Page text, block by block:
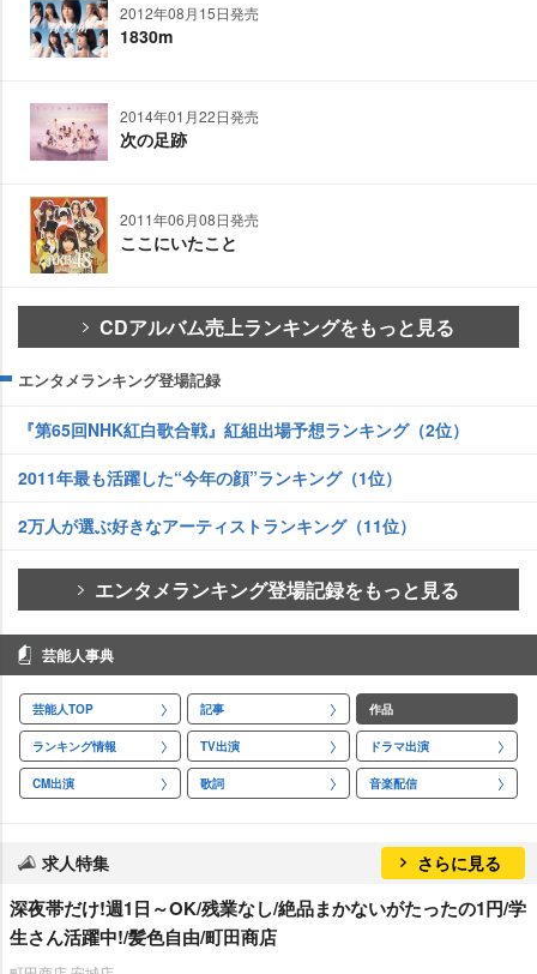
2012年08月15日発売
1830m
2014年01月22日発売
次の足跡
2011年06月08日発売
ここにいたこと
CDアルバム売上ランキングをもっと見る
エンタメランキング登場記録
『第65回NHK紅白歌合戦』紅組出場予想ランキング（2位）
2011年最も活躍した“今年の顔”ランキング（1位）
2万人が選ぶ好きなアーティストランキング（11位）
エンタメランキング登場記録をもっと見る
芸能人事典
芸能人TOP 記事 作品
ランキング情報 TV出演 ドラマ出演
CM出演 歌詞 音楽配信
求人特集 さらに見る
深夜帯だけ!週1日～OK/残業なし/絶品まかないがたったの1円/学
生さん活躍中!/髪色自由/町田商店